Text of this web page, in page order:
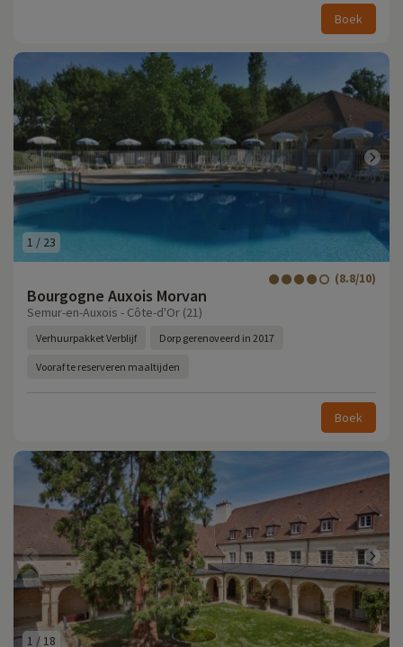
Boek
1 / 23
Bourgogne Auxois Morvan
(8.8/10)
Semur-en-Auxois - Côte-d'Or (21)
Verhuurpakket Verblijf Dorp gerenoveerd in 2017
Vooraf te reserveren maaltijden
Boek
1 /18